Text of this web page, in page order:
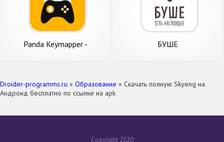
Panda Keymapper -
БУШЕ
Droider-programms.ru » Образование » Скачать полную Skyeng на
Андроид бесплатно по ссылке на apk
Copyright 2020